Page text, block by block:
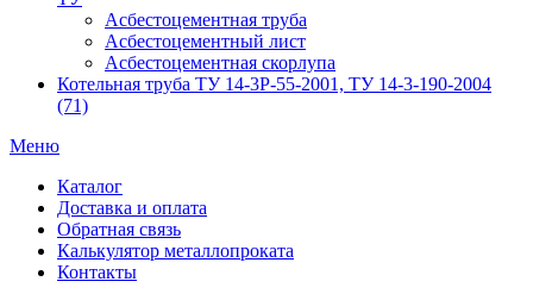
Асбестоцементная труба
Асбестоцементный лист
Асбестоцементная скорлупа
Котельная труба ТУ 14-3Р-55-2001, ТУ 14-3-190-2004
(71)
Меню
Каталог
Доставка и оплата
Обратная связь
Калькулятор металлопроката
Контакты